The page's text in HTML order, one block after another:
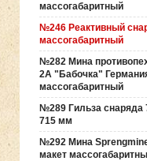
массогабаритный
№246 Реактивный
массогабаритный
№282 Мина
2A "Бабочка"
массогабаритный
№289 Гильза
715 мм
№292 Мина
макет